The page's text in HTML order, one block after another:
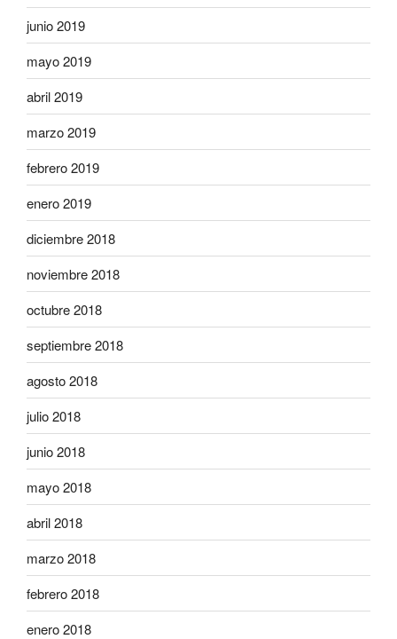
junio 2019
mayo 2019
abril 2019
marzo 2019
febrero 2019
enero 2019
diciembre 2018
noviembre 2018
octubre 2018
septiembre 2018
agosto 2018
julio 2018
junio 2018
mayo 2018
abril 2018
marzo 2018
febrero 2018
enero 2018